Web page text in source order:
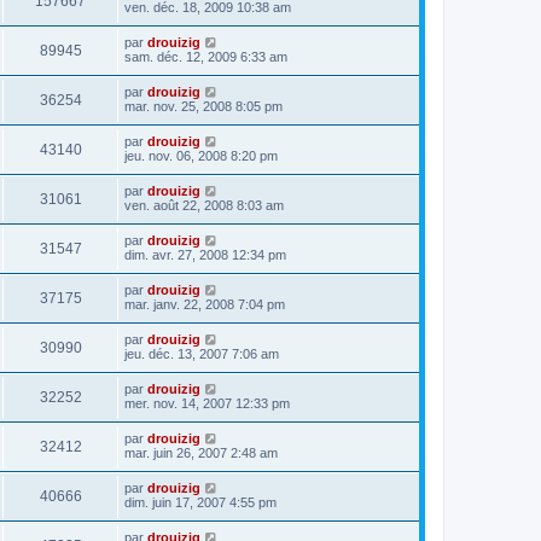
ven. déc. 18, 2009 10:38 am
89945 par drouizig
sam. déc. 12, 2009 6:33 am
36254 par drouizig
mar. nov. 25, 2008 8:05 pm
43140 par drouizig
jeu. nov. 06, 2008 8:20 pm
31061 par drouizig
ven. août 22, 2008 8:03 am
31547 par drouizig
dim. avr. 27, 2008 12:34 pm
37175 par drouizig
mar. janv. 22, 2008 7:04 pm
30990 par drouizig
jeu. déc. 13, 2007 7:06 am
32252 par drouizig
mer. nov. 14, 2007 12:33 pm
32412 par drouizig
mar. juin 26, 2007 2:48 am
40666 par drouizig
dim. juin 17, 2007 4:55 pm
par drouizig